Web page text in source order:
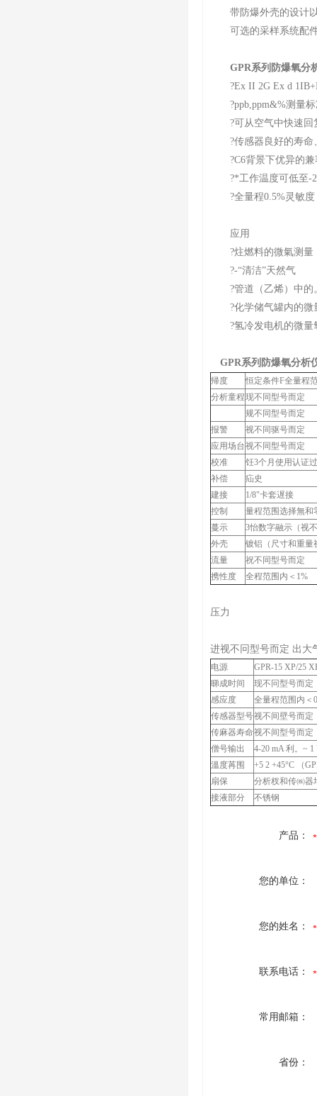
带防爆外壳的设计以
可选的采样系统配件
GPR系列防爆氧分
?Ex II 2G Ex d
?ppb,ppm&%测量标
?可从空气中快速回
?传感器良好的寿命
?C6背景下优异的兼
?*工作温度可低至-
?全量程0.5%灵敏度
应用
?炷燃料的微氣测量
?-“清洁”天然气
?管道（乙烯）中的
?化学储气罐内的微
?氢冷发电机的微量
GPR系列防爆氧分析
帰度
恒定条件F全量程
分析童程现不同型号而定
规不同型号而定
报警
视不同驱号而定
应用场台视不同型号而定
校准
饪3个月使用认证
补偿
疝史
建接
1/8"卡套遅接
控制
量程范围选择無和
蔓示
3怡数字融示（视
外壳
镀铝（尺寸和重量
流量
祝不同型号而定
携性度
全程范围内＜1%
压力
进视不冋型号而定 出大
电源
GPR-15 XP/25
睇成时间
现不冋型号而定
感应度
全量程范围内＜
传感器型号视不间壁号而定
传麻器寿命视不间型号而定
僧号输出
4-20 mA 利。~
溫度苒围
+5 2 +45°C （
扇保
分析杈和传㈱器
接液部分
不锈钢
产品：
您的单位：
您的姓名：
联系电话：
常用邮箱：
省份：